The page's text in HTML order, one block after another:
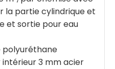
la partie cylindrique et
et sortie pour eau
polyuréthane
intérieur 3 mm acier